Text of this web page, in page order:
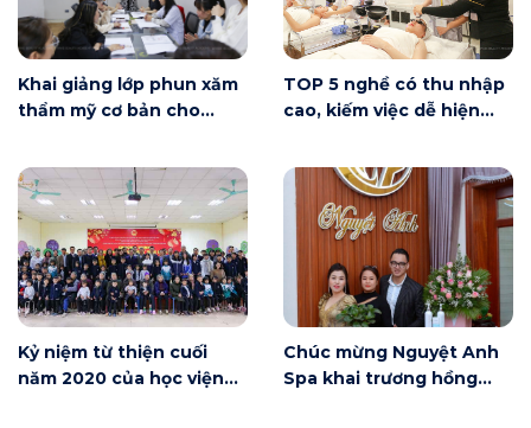
Khai giảng lớp phun xăm
thẩm mỹ cơ bản cho
Nội
TOP 5 nghề có thu nhập
cao, kiếm việc dễ hiện
Kỷ niệm từ thiện cuối
năm 2020 của học viện
Chúc mừng Nguyệt Anh
Spa khai trương hồng